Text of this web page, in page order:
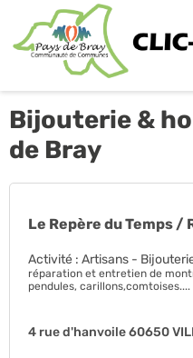
Bijouterie &
de Bray
Le Repère du Temps
Activité : Artisans -
réparation et entretien de
pendules, carillons,comtoises....
4 rue d'hanvoile 60650